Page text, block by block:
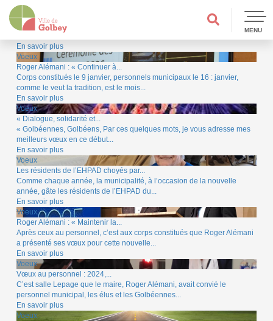
MENU
Voeux
Gâtés, les résidents de l’EHPAD !
Comme chaque année, la municipalité, à l’occasion de la nouvelle
En savoir plus
Voeux
Roger Alémani : « Continuer à...
Corps constitués le 9 janvier, personnels municipaux le 16 : janvier,
comme le veut la tradition, est le mois...
En savoir plus
Voeux
« Dialogue, solidarité et...
« Golbéennes, Golbéens, Par ces quelques mots, je vous adresse mes
meilleurs vœux en ce début...
En savoir plus
Voeux
Les résidents de l’EHPAD choyés par...
Comme chaque année, la municipalité, à l’occasion de la nouvelle
année, gâte les résidents de l’EHPAD du...
En savoir plus
Voeux
Roger Alémani : « Maintenir la...
Après ceux au personnel, c’est aux corps constitués que Roger Alémani
a présenté ses vœux pour cette nouvelle...
En savoir plus
Voeux
Vœux au personnel : 2024,...
C’est salle Lepage que le maire, Roger Alémani, avait convié le
personnel municipal, les élus et les Golbéennes...
En savoir plus
Voeux